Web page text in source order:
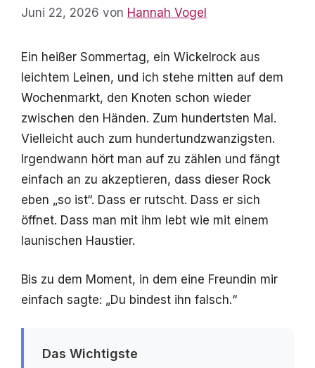
Juni 22, 2026 von Hannah Vogel
Ein heißer Sommertag, ein Wickelrock aus
leichtem Leinen, und ich stehe mitten auf dem
Wochenmarkt, den Knoten schon wieder
zwischen den Händen. Zum hundertsten Mal.
Vielleicht auch zum hundertundzwanzigsten.
Irgendwann hört man auf zu zählen und fängt
einfach an zu akzeptieren, dass dieser Rock
eben „so ist“. Dass er rutscht. Dass er sich
öffnet. Dass man mit ihm lebt wie mit einem
launischen Haustier.
Bis zu dem Moment, in dem eine Freundin mir
einfach sagte: „Du bindest ihn falsch.“
Das Wichtigste